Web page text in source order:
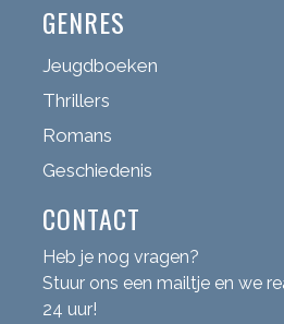
GENRES
Jeugdboeken
Thrillers
Romans
Geschiedenis
CONTACT
Heb je nog vragen?
Stuur ons een mailtje en we
24 uur!